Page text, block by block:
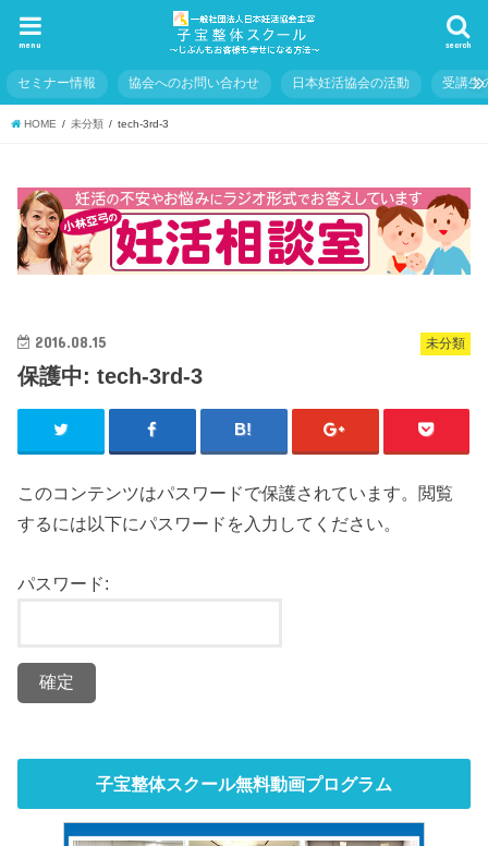
search
menu
セミナー情報 協会へのお問い合わせ 日本妊活協会の活動 受講生
HOME 未分類 tech-3rd-3
未分類
2016.08.15
保護中: tech-3rd-3
このコンテンツはパスワードで保護されています。閲覧
するには以下にパスワードを入力してください。
パスワード:
子宝整体スクール無料動画プログラム